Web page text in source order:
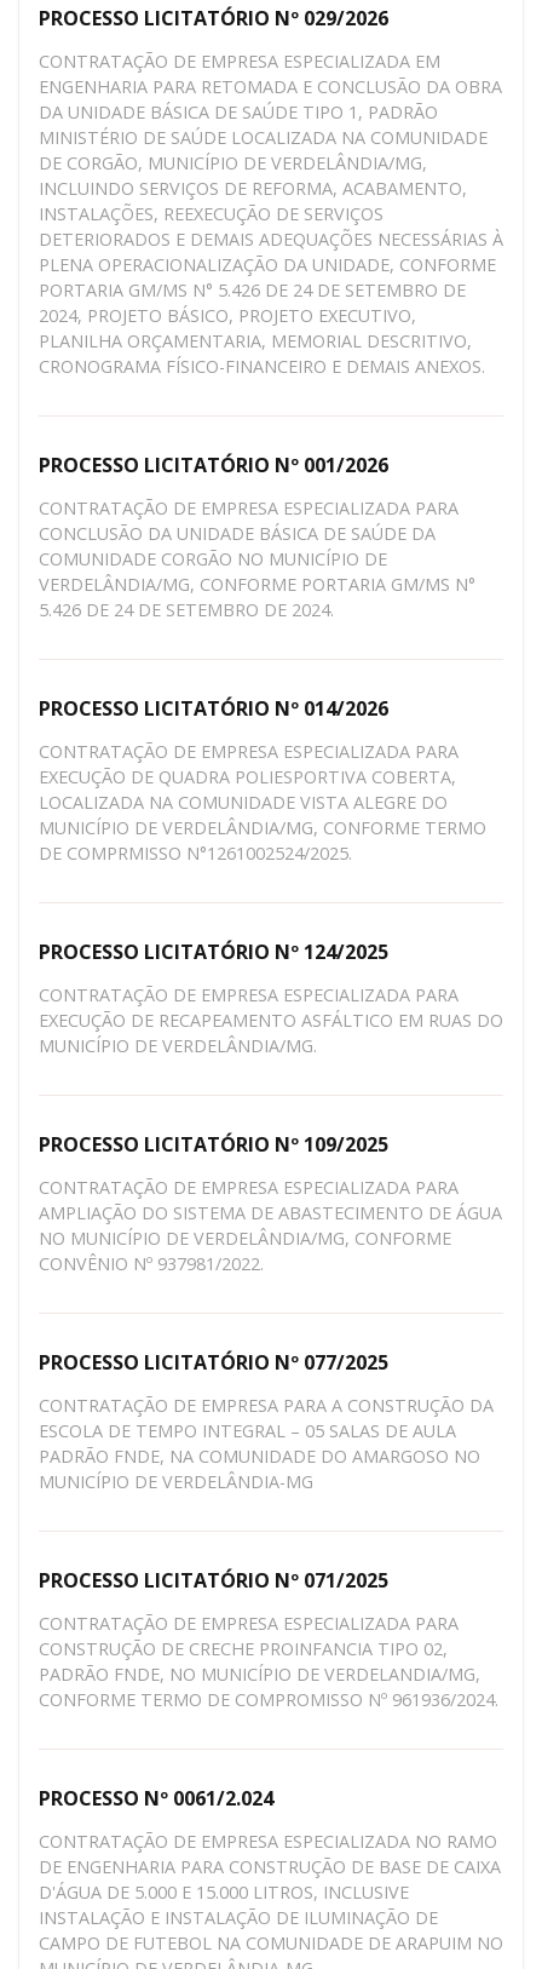
PROCESSO LICITATÓRIO Nº 029/2026
CONTRATAÇÃO DE EMPRESA ESPECIALIZADA EM
ENGENHARIA PARA RETOMADA E CONCLUSÃO DA OBRA
DA UNIDADE BÁSICA DE SAÚDE TIPO 1, PADRÃO
MINISTÉRIO DE SAÚDE LOCALIZADA NA COMUNIDADE
DE CORGÃO, MUNICÍPIO DE VERDELÂNDIA/MG,
INCLUINDO SERVIÇOS DE REFORMA, ACABAMENTO,
INSTALAÇÕES, REEXECUÇÃO DE SERVIÇOS
DETERIORADOS E DEMAIS ADEQUAÇÕES NECESSÁRIAS À
PLENA OPERACIONALIZAÇÃO DA UNIDADE, CONFORME
PORTARIA GM/MS N° 5.426 DE 24 DE SETEMBRO DE
2024, PROJETO BÁSICO, PROJETO EXECUTIVO,
PLANILHA ORÇAMENTARIA, MEMORIAL DESCRITIVO,
CRONOGRAMA FÍSICO-FINANCEIRO E DEMAIS ANEXOS.
PROCESSO LICITATÓRIO Nº 001/2026
CONTRATAÇÃO DE EMPRESA ESPECIALIZADA PARA
CONCLUSÃO DA UNIDADE BÁSICA DE SAÚDE DA
COMUNIDADE CORGÃO NO MUNICÍPIO DE
VERDELÂNDIA/MG, CONFORME PORTARIA GM/MS N°
5.426 DE 24 DE SETEMBRO DE 2024.
PROCESSO LICITATÓRIO Nº 014/2026
CONTRATAÇÃO DE EMPRESA ESPECIALIZADA PARA
EXECUÇÃO DE QUADRA POLIESPORTIVA COBERTA,
LOCALIZADA NA COMUNIDADE VISTA ALEGRE DO
MUNICÍPIO DE VERDELÂNDIA/MG, CONFORME TERMO
DE COMPRMISSO N°1261002524/2025.
PROCESSO LICITATÓRIO Nº 124/2025
CONTRATAÇÃO DE EMPRESA ESPECIALIZADA PARA
EXECUÇÃO DE RECAPEAMENTO ASFÁLTICO EM RUAS DO
MUNICÍPIO DE VERDELÂNDIA/MG.
PROCESSO LICITATÓRIO Nº 109/2025
CONTRATAÇÃO DE EMPRESA ESPECIALIZADA PARA
AMPLIAÇÃO DO SISTEMA DE ABASTECIMENTO DE ÁGUA
NO MUNICÍPIO DE VERDELÂNDIA/MG, CONFORME
CONVÊNIO Nº 937981/2022.
PROCESSO LICITATÓRIO Nº 077/2025
CONTRATAÇÃO DE EMPRESA PARA A CONSTRUÇÃO DA
ESCOLA DE TEMPO INTEGRAL – 05 SALAS DE AULA
PADRÃO FNDE, NA COMUNIDADE DO AMARGOSO NO
MUNICÍPIO DE VERDELÂNDIA-MG
PROCESSO LICITATÓRIO Nº 071/2025
CONTRATAÇÃO DE EMPRESA ESPECIALIZADA PARA
CONSTRUÇÃO DE CRECHE PROINFANCIA TIPO 02,
PADRÃO FNDE, NO MUNICÍPIO DE VERDELANDIA/MG,
CONFORME TERMO DE COMPROMISSO Nº 961936/2024.
PROCESSO Nº 0061/2.024
CONTRATAÇÃO DE EMPRESA ESPECIALIZADA NO RAMO
DE ENGENHARIA PARA CONSTRUÇÃO DE BASE DE CAIXA
D'ÁGUA DE 5.000 E 15.000 LITROS, INCLUSIVE
INSTALAÇÃO E INSTALAÇÃO DE ILUMINAÇÃO DE
CAMPO DE FUTEBOL NA COMUNIDADE DE ARAPUIM NO